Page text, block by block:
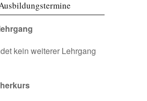
kein weiterer Lehrgang